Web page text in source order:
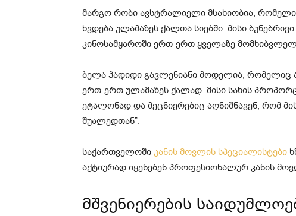
მარგო რობი ავსტრალიელი მსახიობია,
ხვდება ულამაზეს ქალთა სიებში. მისი
კინოსამყაროში ერთ-ერთ ყველაზე
ბელა ჰადიდი გავლენიანი მოდელია,
ერთ-ერთ ულამაზეს ქალად. მისი სახის
ეტალონად და მეცნიერებიც აღნიშნავენ, რომ
შუალედთან”.
საქართველოში კანის მოვლის სპეციალისტები
აქტიურად იყენებენ პროფესიონალურ კანის
მშვენიერების